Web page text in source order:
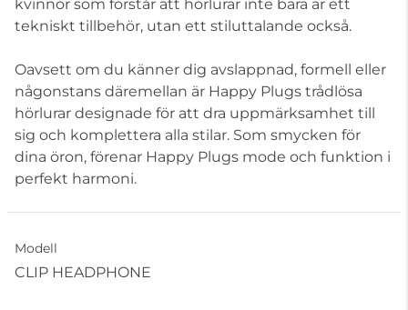
kvinnor som förstår att hörlurar inte bara är ett
tekniskt tillbehör, utan ett stiluttalande också.
Oavsett om du känner dig avslappnad, formell eller
någonstans däremellan är Happy Plugs trådlösa
hörlurar designade för att dra uppmärksamhet till
sig och komplettera alla stilar. Som smycken för
dina öron, förenar Happy Plugs mode och funktion i
perfekt harmoni.
Modell
CLIP HEADPHONE